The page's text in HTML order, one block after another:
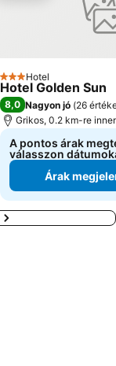
3 Kategória
Hotel
Hotel Golden Sun
8,0 Nagyon jó (26
Grikos, 0.2 km-re
A pontos árak
válasszon
Árak